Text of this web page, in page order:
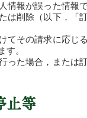
情報が誤った情報
は削除（以下，「
てその請求に応じ
す。
った場合，または
止等